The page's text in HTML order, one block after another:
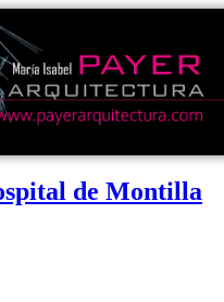
de Montilla